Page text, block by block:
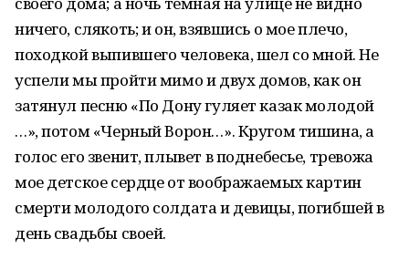
ничего, слякоть; и он, взявшись о мое плечо,
походкой выпившего человека, шел со мной. Не
успели мы пройти мимо и двух домов, как он
затянул песню «По Дону гуляет казак молодой
…», потом «Черный Ворон…». Кругом тишина, а
голос его звенит, плывет в поднебесье, тревожа
мое детское сердце от воображаемых картин
смерти молодого солдата и девицы, погибшей в
день свадьбы своей.